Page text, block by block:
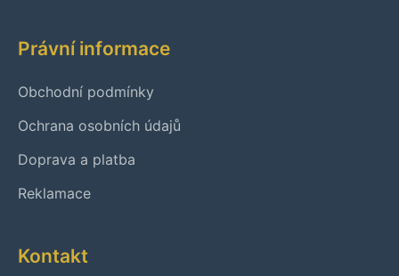
Právní informace
Obchodní podmínky
Ochrana osobních údajů
Doprava a platba
Reklamace
Kontakt